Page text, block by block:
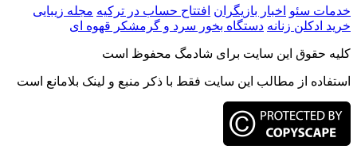
خدمات سئو اخبار بازیگران افتتاح حساب در ترکیه مجله زیبایی
خرید ادکلن زنانه دستگاه بخور سرد و گرمشکر قهوه ای
سه مدل سبزه عید هسته نارنج
17 فوریه, 2024
سبک زندگی
روش
13 دسامبر, 2021
سبک زندگی
کلیه حقوق این سایت برای شادمگ محفوظ است
استفاده از مطالب این سایت فقط با ذکر منبع و لینک بلامانع است